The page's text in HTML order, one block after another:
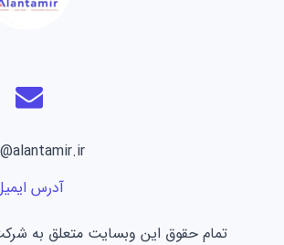
آدرس
تمام حقوق این وبسایت متعلق به شرکت